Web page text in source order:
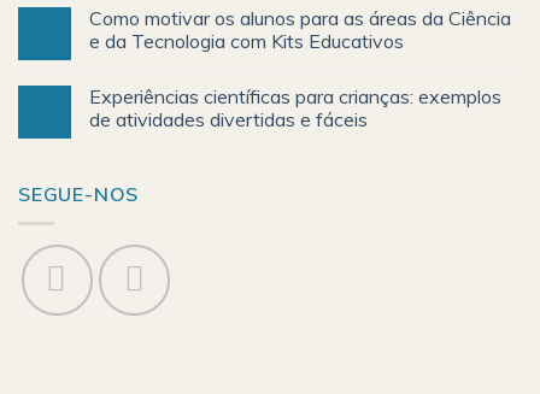
Como motivar os alunos para as áreas da Ciência
e da Tecnologia com Kits Educativos
Experiências científicas para crianças: exemplos
de atividades divertidas e fáceis
SEGUE-NOS